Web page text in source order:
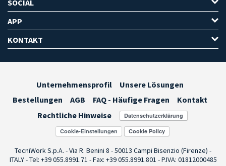
SOCIAL
APP
KONTAKT
Unternehmensprofil
Unsere Lösungen
Bestellungen
AGB FAQ - Häufige Fragen
Kontakt
Rechtliche Hinweise
Cookie-Einstellungen
TecniWork S.p.A. - Via R. Benini 8 - 50013 Campi Bisenzio (Firenze) -
ITALY - Tel: +39 055.8991.71 - Fax: +39 055.8991.801 - P.IVA: 01812000485